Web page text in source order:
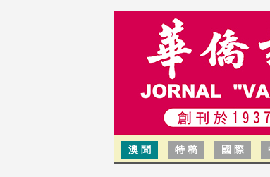
澳 聞 特 稿 國 際